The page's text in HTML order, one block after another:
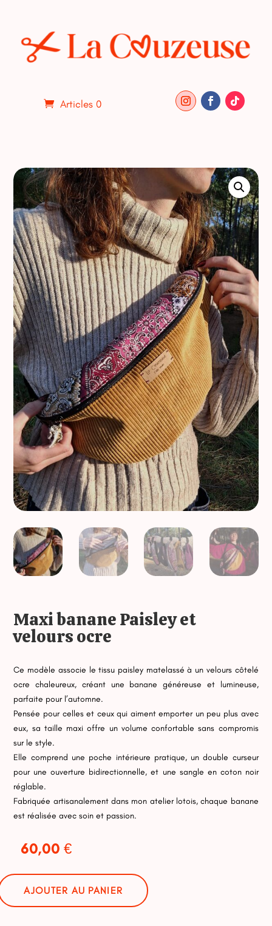
Articles 0
Maxi banane Paisley et
velours ocre
Ce modèle associe le tissu paisley matelassé à un velours côtelé
ocre chaleureux, créant une banane généreuse et lumineuse,
parfaite pour l’automne.
Pensée pour celles et ceux qui aiment emporter un peu plus avec
eux, sa taille maxi offre un volume confortable sans compromis
sur le style.
Elle comprend une poche intérieure pratique, un double curseur
pour une ouverture bidirectionnelle, et une sangle en coton noir
réglable.
Fabriquée artisanalement dans mon atelier lotois, chaque banane
est réalisée avec soin et passion.
60,00€
AJOUTER AU PANIER